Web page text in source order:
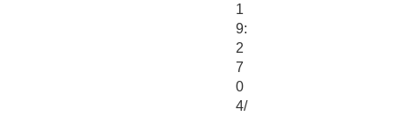
1
9:
2
7
0
4/